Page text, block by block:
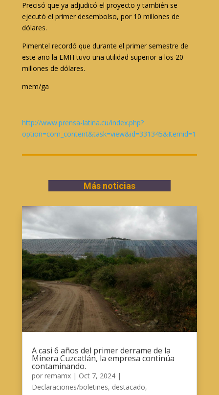
Precisó que ya adjudicó el proyecto y también se
ejecutó el primer desembolso, por 10 millones de
dólares.
Pimentel recordó que durante el primer semestre de
este año la EMH tuvo una utilidad superior a los 20
millones de dólares.
mem/ga
http://www.prensa-latina.cu/index.php?
option=com_content&task=view&id=331345&Itemid=1
Más noticias
A casi 6 años del primer derrame de la
Minera Cuzcatlán, la empresa continúa
contaminando.
por remamx| Oct 7, 2024|
Declaraciones/boletines, destacado,